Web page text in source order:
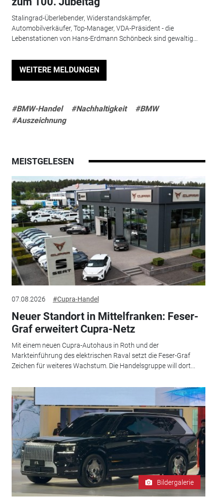
Stalingrad-Überlebender, Widerstandskämpfer,
Automobilverkäufer, Top-Manager, VDA-Präsident - die
Lebenstationen von Hans-Erdmann Schönbeck sind gewaltig...
WEITERE MELDUNGEN
#BMW-Handel #Nachhaltigkeit
#BMW
#Auszeichnung
MEISTGELESEN
07.08.2026 #Cupra-Handel
Neuer Standort in Mittelfranken: Feser-
Graf erweitert Cupra-Netz
Mit einem neuen Cupra-Autohaus in Roth und der
Markteinführung des elektrischen Raval setzt die Feser-Graf
Zeichen für weiteres Wachstum. Die Handelsgruppe will dort...
Bildergalerie